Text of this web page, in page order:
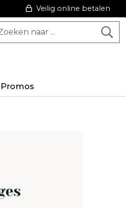
Veilig online betalen
Promos